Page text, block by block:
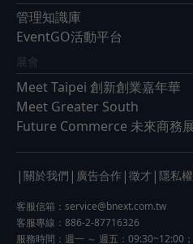
管理知識庫
EventGO活動平台
展會
Meet Taipei 創新創業嘉年華
Meet Greater South
Future Commerce 未來商務
| 關於我們 | 廣告合作 | 徵才 | 隱私
客服信箱： service@bnext.com.tw
客服專線：886-2-87716326
服務時間：週一 ～ 週五：09:30~12:00